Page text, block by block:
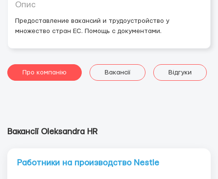
Опис
Предоставление вакансий и трудоустройство у
множество стран ЕС. Помощь с документами.
Про компанію Вакансії Відгуки
Вакансії Oleksandra HR
Работники на производство Nestle